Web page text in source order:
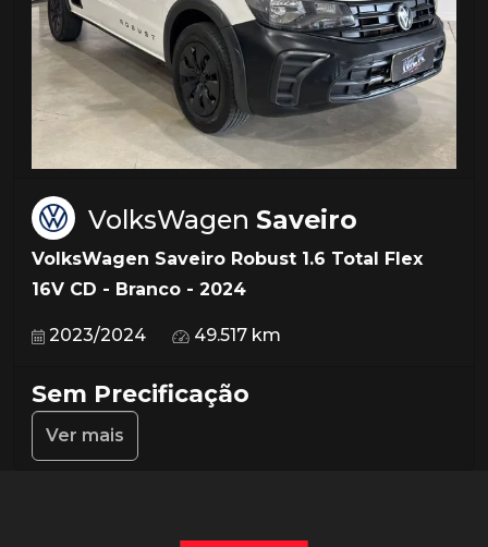
VolksWagen Saveiro
VolksWagen Saveiro Robust 1.6 Total Flex
16V CD - Branco - 2024
2023/2024 49.517 km
Sem Precificação
Ver mais